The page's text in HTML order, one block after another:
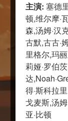
主演: 塞德
顿,维尔摩·
森,汤姆·汉
古默,古古·
里格尔,玛
莉娅·罗伯
达
得·斯科拉
戈麦斯,汤
亚·比顿